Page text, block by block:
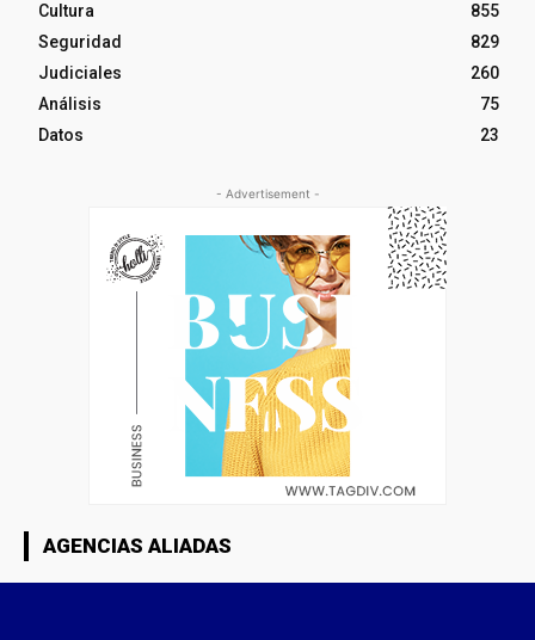
Cultura
855
Seguridad
829
Judiciales
260
Análisis
75
Datos
23
- Advertisement -
AGENCIAS ALIADAS